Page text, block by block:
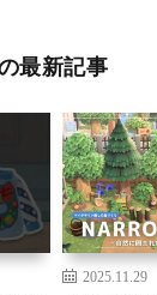
最新記事
2025.11.29